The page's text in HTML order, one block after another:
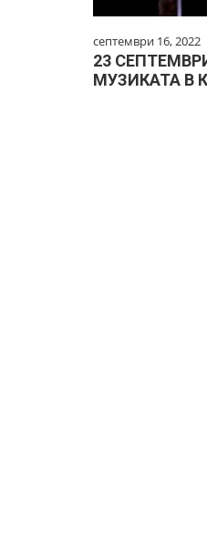
септември 16, 2022
23
МУЗИКАТА В